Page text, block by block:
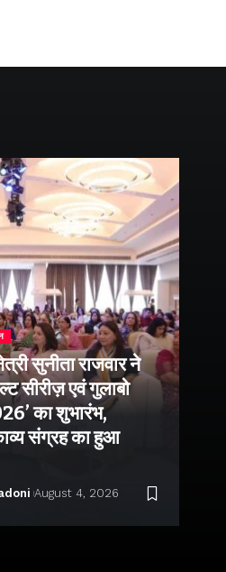
सुनीता राजवार ने
सीरीज़ एवं गुलाबो
का शुभारंभ,
काव्य संग्रह का हुआ
August 4, 2026